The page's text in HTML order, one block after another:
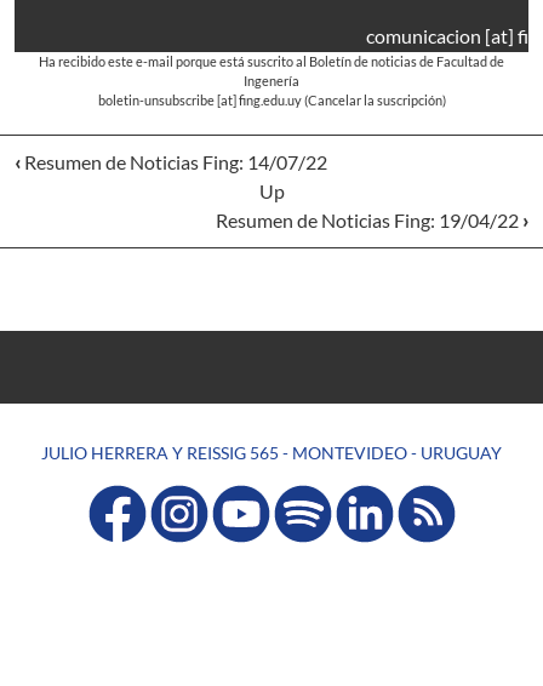
comunicacion [at]
Ha recibido este e-mail porque está suscrito al Boletín de noticias de Facultad de
Ingenería
boletin-unsubscribe[at]fing.edu.uy(Cancelar la suscripción)
‹ Resumen de Noticias Fing: 14/07/22
Up
Resumen de Noticias Fing: 19/04/22 ›
JULIO HERRERA Y REISSIG 565 - MONTEVIDEO - URUGUAY